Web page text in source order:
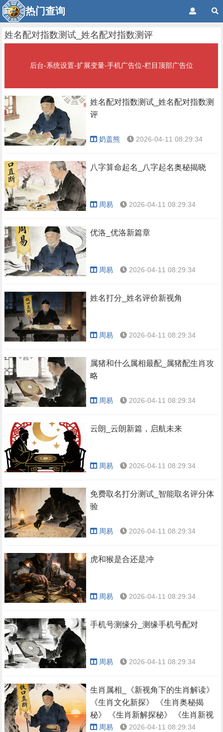
热门查询
姓名配对指数测试_姓名配对指数测评
后台-系统设置-扩展变量-手机广告位-栏目顶部广告位
姓名配对指数测试_姓名配对指数测
评
奶盖熊 2026-04-11 08:29:34
八字算命起名_八字起名奥秘揭晓
周易 2026-04-11 08:29:34
优洛_优洛新篇章
周易 2026-04-11 08:29:34
姓名打分_姓名评价新视角
周易 2026-04-11 08:29:34
属猪和什么属相最配_属猪配生肖攻
略
周易 2026-04-11 08:29:34
云朗_云朗新篇，启航未来
周易 2026-04-11 08:29:34
免费取名打分测试_智能取名评分体
验
周易 2026-04-11 08:29:34
虎和猴是合还是冲
周易 2026-04-11 08:29:34
手机号测缘分_测缘手机号配对
周易 2026-04-11 08:29:34
生肖属相_《新视角下的生肖解读》
《生肖文化新探》 《生肖奥秘揭
秘》 《生肖新解探秘》 《生肖新视
角解析》
周易 2026-04-11 08:29:34